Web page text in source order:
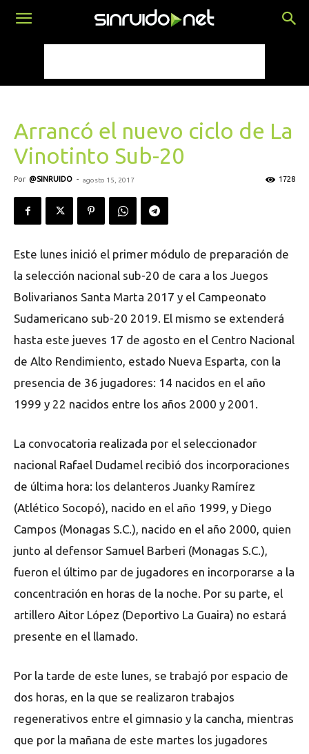
Arrancó el nuevo ciclo de La
Vinotinto Sub-20
Por @SINRUIDO - agosto 15, 2017 1728
Este lunes inició el primer módulo de preparación de
la selección nacional sub-20 de cara a los Juegos
Bolivarianos Santa Marta 2017 y el Campeonato
Sudamericano sub-20 2019. El mismo se extenderá
hasta este jueves 17 de agosto en el Centro Nacional
de Alto Rendimiento, estado Nueva Esparta, con la
presencia de 36 jugadores: 14 nacidos en el año
1999 y 22 nacidos entre los años 2000 y 2001.
La convocatoria realizada por el seleccionador
nacional Rafael Dudamel recibió dos incorporaciones
de última hora: los delanteros Juanky Ramírez
(Atlético Socopó), nacido en el año 1999, y Diego
Campos (Monagas S.C.), nacido en el año 2000, quien
junto al defensor Samuel Barberi (Monagas S.C.),
fueron el último par de jugadores en incorporarse a la
concentración en horas de la noche. Por su parte, el
artillero Aitor López (Deportivo La Guaira) no estará
presente en el llamado.
Por la tarde de este lunes, se trabajó por espacio de
dos horas, en la que se realizaron trabajos
regenerativos entre el gimnasio y la cancha, mientras
que por la mañana de este martes los jugadores